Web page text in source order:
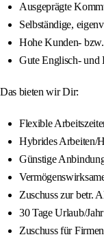
Ausgeprägte
Selbständige,
Hohe Kunden-
Gute Englisch- und
Das bieten wir Dir:
Flexible
Hybrides Arbeiten/
Günstige
Zuschuss zur betr.
30 Tage Urlaub/Jahr
Zuschuss für